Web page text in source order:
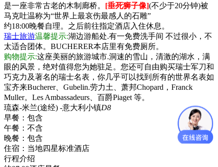
是一座非常古老的木制廊桥。 [垂死狮子像](不少于20分钟)被
马克吐温称为“世界上最哀伤最感人的石雕”
约18:00晚餐自理。之后前往指定酒店入住休息。
瑞士旅游温馨提示:湖边游船处.有一免费洗手间 不过很小，不
太适合团体。BUCHERER本店里有免费厕所。
购物提示:这座美丽的旅游城市.洞速的雪山，清激的湖水，满
眼的风景，绝对值得您为她驻足。您还可自由购买瑞士军刀和
巧克力及著名的瑞士名表，你几乎可以找到所有的世界名表如
宝齐来Bucherer、Gubelin.劳力土、萧邦Chopard，Franck
Muller。Les Ambassadeurs、百爵Piaget 等。
琉森-米兰(途经) -意大利小镇D8
早餐： 包含
午餐： 不含
晚餐： 包含
住宿： 当地四星标准酒店
行程介绍